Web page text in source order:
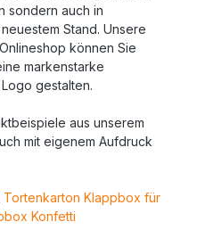
sondern auch in
Stand. Unsere
können Sie
markenstarke
gestalten.
aus unserem
mit eigenem Aufdruck
Tortenkarton Klappbox für
Konfetti